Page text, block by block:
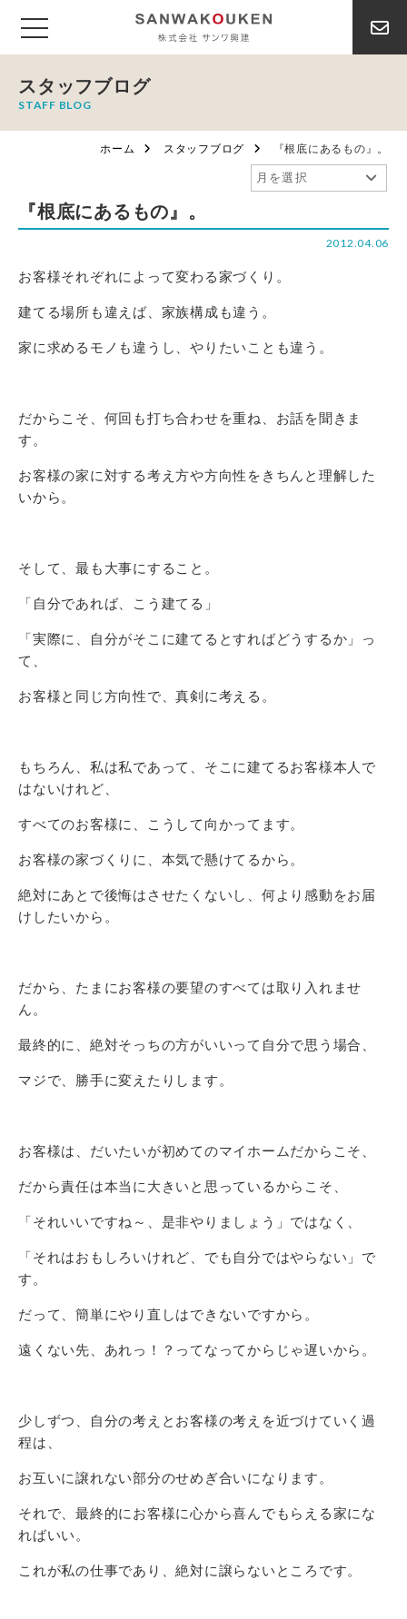
スタッフブログ
STAFF BLOG
ホーム スタッフブログ 『根底にあるもの』。
『根底にあるもの』。
2012.04.06
お客様それぞれによって変わる家づくり。
建てる場所も違えば、家族構成も違う。
家に求めるモノも違うし、やりたいことも違う。
だからこそ、何回も打ち合わせを重ね、お話を聞きま
す。
お客様の家に対する考え方や方向性をきちんと理解した
いから。
そして、最も大事にすること。
「自分であれば、こう建てる」
「実際に、自分がそこに建てるとすればどうするか」っ
て、
お客様と同じ方向性で、真剣に考える。
もちろん、私は私であって、そこに建てるお客様本人で
はないけれど、
すべてのお客様に、こうして向かってます。
お客様の家づくりに、本気で懸けてるから。
絶対にあとで後悔はさせたくないし、何より感動をお届
けしたいから。
だから、たまにお客様の要望のすべては取り入れませ
ん。
最終的に、絶対そっちの方がいいって自分で思う場合、
マジで、勝手に変えたりします。
お客様は、だいたいが初めてのマイホームだからこそ、
だから責任は本当に大きいと思っているからこそ、
「それいいですね～、是非やりましょう」ではなく、
「それはおもしろいけれど、でも自分ではやらない」で
す。
だって、簡単にやり直しはできないですから。
遠くない先、あれっ！？ってなってからじゃ遅いから。
少しずつ、自分の考えとお客様の考えを近づけていく過
程は、
お互いに譲れない部分のせめぎ合いになります。
それで、最終的にお客様に心から喜んでもらえる家にな
ればいい。
これが私の仕事であり、絶対に譲らないところです。